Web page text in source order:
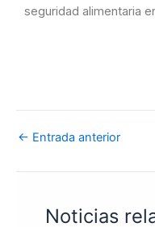
seguridad alimentaria
← Entrada anterior
Noticias